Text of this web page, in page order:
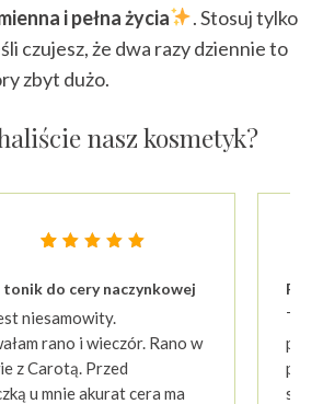
i pełna życia
. Stosuj tylko
czujesz, że dwa razy dziennie to
zbyt dużo.
nasz kosmetyk?
na 5 na
podstawie
ocen
klientów
tonik do cery naczynkowej
niesamowity.
rano i wieczór. Rano w
z Carotą. Przed
u mnie akurat cera ma
po